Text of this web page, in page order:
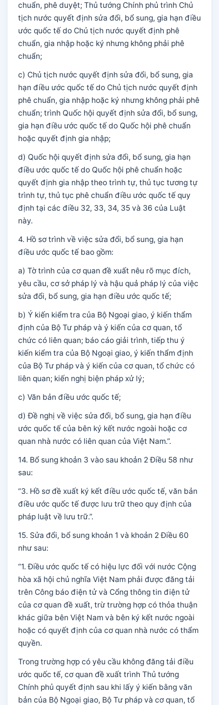
chuẩn, phê duyệt; Thủ tướng Chính phủ trình Chủ
tịch nước quyết định sửa đổi, bổ sung, gia hạn điều
ước quốc tế do Chủ tịch nước quyết định phê
chuẩn, gia nhập hoặc ký nhưng không phải phê
chuẩn;
c) Chủ tịch nước quyết định sửa đổi, bổ sung, gia
hạn điều ước quốc tế do Chủ tịch nước quyết định
phê chuẩn, gia nhập hoặc ký nhưng không phải phê
chuẩn; trình Quốc hội quyết định sửa đổi, bổ sung,
gia hạn điều ước quốc tế do Quốc hội phê chuẩn
hoặc quyết định gia nhập;
d) Quốc hội quyết định sửa đổi, bổ sung, gia hạn
điều ước quốc tế do Quốc hội phê chuẩn hoặc
quyết định gia nhập theo trình tự, thủ tục tương tự
trình tự, thủ tục phê chuẩn điều ước quốc tế quy
định tại các điều 32, 33, 34, 35 và 36 của Luật
này.
4. Hồ sơ trình về việc sửa đổi, bổ sung, gia hạn
điều ước quốc tế bao gồm:
a) Tờ trình của cơ quan đề xuất nêu rõ mục đích,
yêu cầu, cơ sở pháp lý và hậu quả pháp lý của việc
sửa đổi, bổ sung, gia hạn điều ước quốc tế;
b) Ý kiến kiểm tra của Bộ Ngoại giao, ý kiến thẩm
định của Bộ Tư pháp và ý kiến của cơ quan, tổ
chức có liên quan; báo cáo giải trình, tiếp thu ý
kiến kiểm tra của Bộ Ngoại giao, ý kiến thẩm định
của Bộ Tư pháp và ý kiến của cơ quan, tổ chức có
liên quan; kiến nghị biện pháp xử lý;
c) Văn bản điều ước quốc tế;
d) Đề nghị về việc sửa đổi, bổ sung, gia hạn điều
ước quốc tế của bên ký kết nước ngoài hoặc cơ
quan nhà nước có liên quan của Việt Nam.”.
14. Bổ sung khoản 3 vào sau khoản 2 Điều 58 như
sau:
“3. Hồ sơ đề xuất ký kết điều ước quốc tế, văn bản
điều ước quốc tế được lưu trữ theo quy định của
pháp luật về lưu trữ.”.
15. Sửa đổi, bổ sung khoản 1 và khoản 2 Điều 60
như sau:
“1. Điều ước quốc tế có hiệu lực đối với nước Cộng
hòa xã hội chủ nghĩa Việt Nam phải được đăng tải
trên Công báo điện tử và Cổng thông tin điện tử
của cơ quan đề xuất, trừ trường hợp có thỏa thuận
khác giữa bên Việt Nam và bên ký kết nước ngoài
hoặc có quyết định của cơ quan nhà nước có thẩm
quyền.
Trong trường hợp có yêu cầu không đăng tải điều
ước quốc tế, cơ quan đề xuất trình Thủ tướng
Chính phủ quyết định sau khi lấy ý kiến bằng văn
bản của Bộ Ngoại giao, Bộ Tư pháp và cơ quan, tổ